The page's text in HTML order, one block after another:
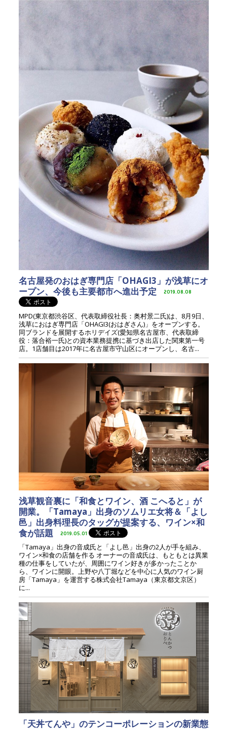
名古屋発のおはぎ専門店「OHAGI3」が浅草にオ
ープン、今後も主要都市へ進出予定
2019.08.08
MPD(東京都渋谷区、代表取締役社長：奥村景二氏)は、8月9日、
浅草におはぎ専門店「OHAGI3(おはぎさん)」をオープンする。
同ブランドを展開するホリデイズ(愛知県名古屋市、代表取締
役：落合裕一氏)との資本業務提携に基づき出店した関東第一号
店。1店舗目は2017年に名古屋市守山区にオープンし、名古...
浅草観音裏に「和食とワイン、酒 こへると」が
開業。「Tamaya」出身のソムリエ女将＆「よし
邑」出身料理長のタッグが提案する、ワイン×和
食が話題
2019.05.01
「Tamaya」出身の音成氏と「よし邑」出身の2人が手を組み、
ワイン×和食の店舗を作る オーナーの音成氏は、もともとは異業
種の仕事をしていたが、周囲にワイン好きが多かったことか
ら、ワインに開眼。上野や八丁堀などを中心に人気のワイン厨
房「Tamaya」を運営する株式会社Tamaya（東京都文京区）
に...
「天丼てんや」のテンコーポレーションの新業態